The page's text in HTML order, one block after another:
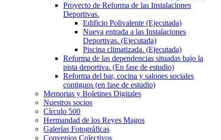
Proyecto de Reforma de las Instalaciones
Deportivas.
Edificio Polivalente (Ejecutada)
Nueva entrada a las Instalaciones
Deportivas. (Ejecutada)
Piscina climatizada. (Ejecutada)
Reforma de las dependencias situadas bajo la
pista deportiva. (En fase de estudio)
Reforma del bar, cocina y salones sociales
contiguos (en fase de estudio)
Memorias y Boletines Digitales
Nuestros socios
Círculo 500
Hermandad de los Reyes Magos
Galerías Fotográficas
Convenios Colectivos